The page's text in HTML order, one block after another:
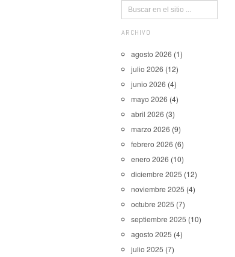
ARCHIVO
agosto 2026 (1)
julio 2026 (12)
junio 2026 (4)
mayo 2026 (4)
abril 2026 (3)
marzo 2026 (9)
febrero 2026 (6)
enero 2026 (10)
diciembre 2025 (12)
noviembre 2025 (4)
octubre 2025 (7)
septiembre 2025 (10)
agosto 2025 (4)
julio 2025 (7)